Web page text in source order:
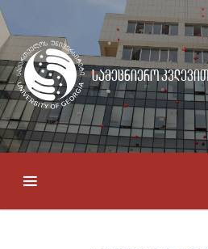
სამეცნიერო